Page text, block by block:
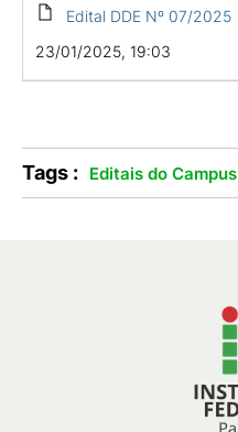
Edital DDE Nº 07/2025
23/01/2025, 19:03
Tags : Editais do Campus